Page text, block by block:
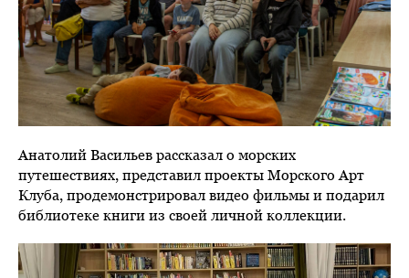
Анатолий Васильев рассказал о морских
путешествиях, представил проекты Морского Арт
Клуба, продемонстрировал видео фильмы и подарил
библиотеке книги из своей личной коллекции.